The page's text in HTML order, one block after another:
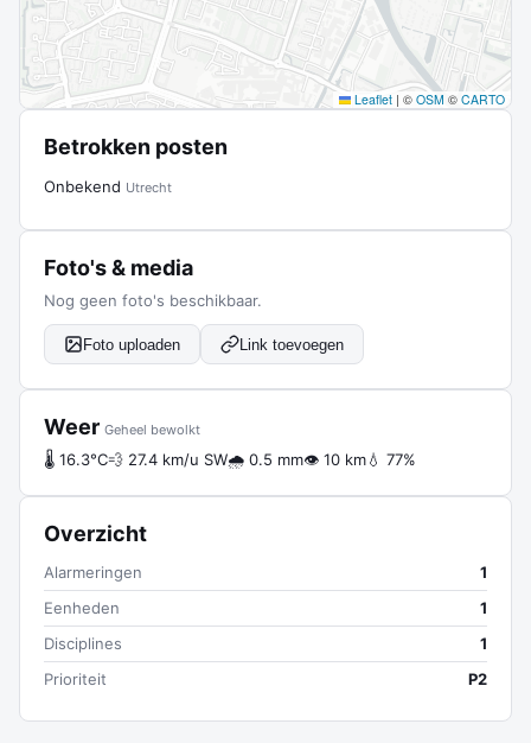
Leaflet | © OSM © CARTO
Betrokken posten
Onbekend Utrecht
Foto's & media
Nog geen foto's beschikbaar.
Foto uploaden Link toevoegen
Weer Geheel bewolkt
🌡 16.3°C💨 27.4 km/u SW🌧 0.5 mm👁 10 km💧 77%
Overzicht
Alarmeringen
1
Eenheden
1
Disciplines
1
Prioriteit
P2